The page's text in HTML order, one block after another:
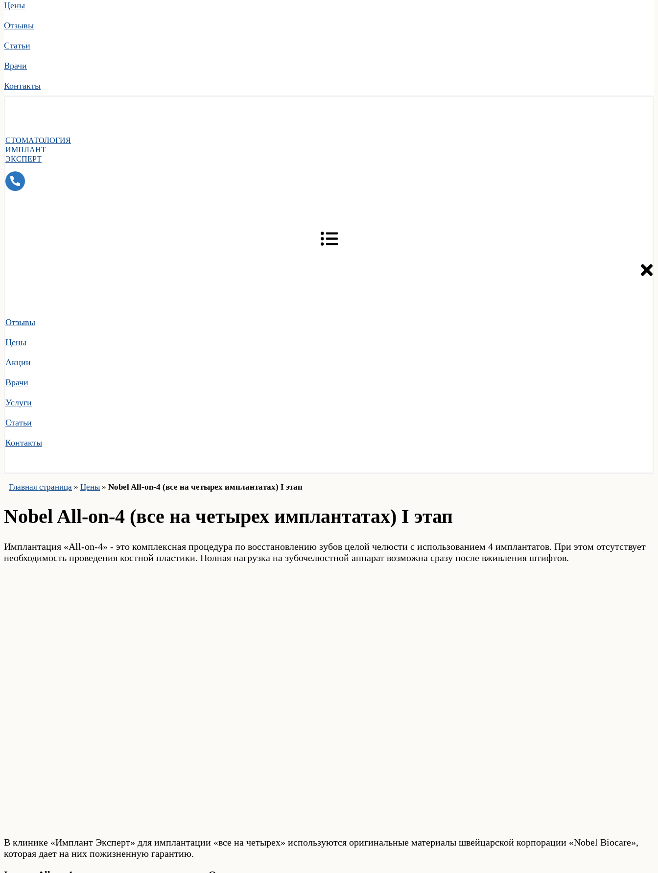
Цены
Отзывы
Статьи
Врачи
Контакты
СТОМАТОЛОГИЯ
ИМПЛАНТ
ЭКСПЕРТ
Отзывы
Цены
Акции
Врачи
Услуги
Статьи
Контакты
Главная страница » Цены » Nobel All-on-4 (все на четырех имплантатах) I этап
Nobel All-on-4 (все на четырех имплантатах) I этап
Имплантация «All-on-4» - это комплексная процедура по восстановлению зубов целой челюсти с использованием 4 имплантатов. При этом отсутствует
необходимость проведения костной пластики. Полная нагрузка на зубочелюстной аппарат возможна сразу после вживления штифтов.
В клинике «Имплант Эксперт» для имплантации «все на четырех» используются оригинальные материалы швейцарской корпорации «Nobel Biocare»,
которая дает на них пожизненную гарантию.